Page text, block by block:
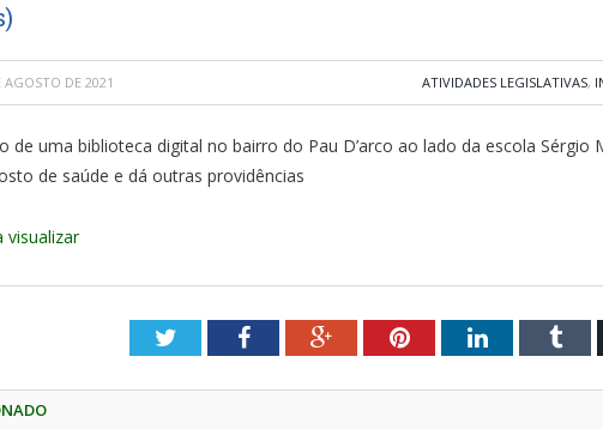
AGOSTO DE 2021 ATIVIDADES LEGISLATIVAS,
de uma biblioteca digital no bairro do Pau D’arco ao lado da escola Sérgio
de saúde e dá outras providências
visualizar
TwitterFacebookGoogle+PinterestLinkedIn